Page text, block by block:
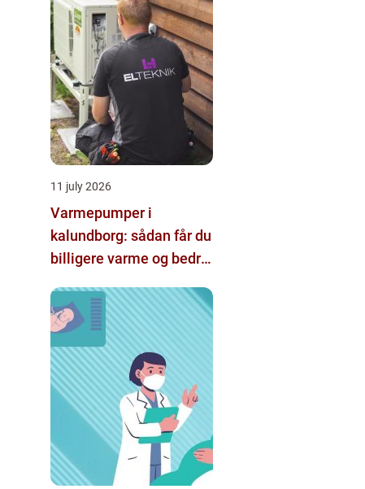
11 july 2026
Varmepumper i
kalundborg: sådan får du
billigere varme og bedre